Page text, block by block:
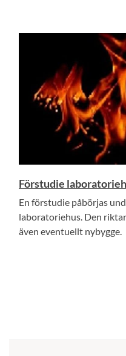
Förstudie
En förstudie påbörjas
laboratoriehus. Den
även eventuellt nybygge.